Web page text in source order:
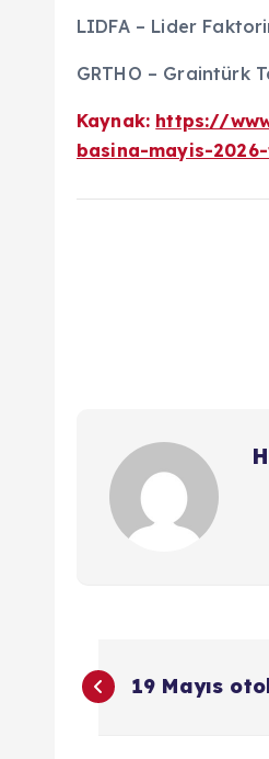
LIDFA – Lider
GRTHO – Graintürk
Kaynak: https://
basina-mayis-
Y
19 Mayıs